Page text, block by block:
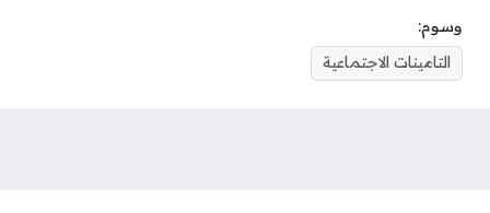
وسوم:
التامينات الاجتماعية